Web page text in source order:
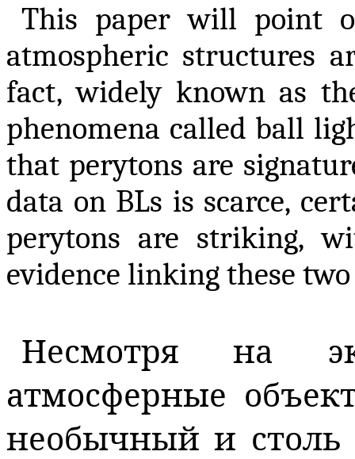
This paper will point
atmospheric structures
fact, widely known as
phenomena called ball
that perytons are
data on BLs is scarce,
perytons are striking,
evidence linking these
Несмотря на
атмосферные
необычный и